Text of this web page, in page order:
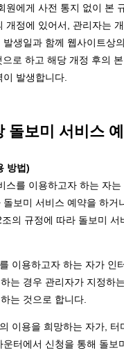
원에게 사전 통지 없이 본
개정에 있어서, 관리자는
생일과 함께 웹사이트상
으로 하고 해당 개정 후의
발생합니다.
돌보미 서비스
방법)
스를 이용하고자 하는 자
돌보미 서비스 예약을 하거
의 규정에 따라 돌보미 서
이용하고자 하는 자가 인
는 경우 관리자가 지정하
는 것으로 합니다.
이용을 희망하는 자가, 터
운터에서 신청을 통해 돌보